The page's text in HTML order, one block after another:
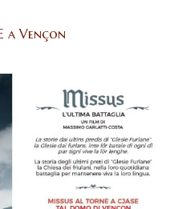
a Vençon